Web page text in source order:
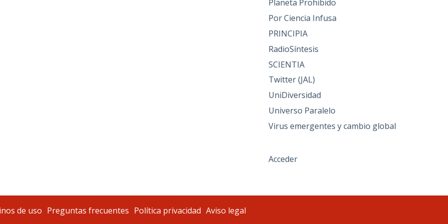
Planeta Prohibido
Por Ciencia Infusa
PRINCIPIA
RadioSíntesis
SCIENTIA
Twitter (JAL)
UniDiversidad
Universo Paralelo
Virus emergentes y cambio global
Acceder
de uso Preguntas frecuentes Política privacidad Aviso legal